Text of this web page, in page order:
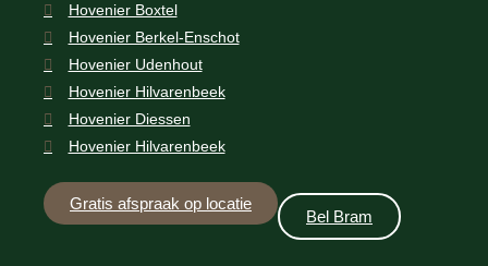
Hovenier Boxtel
Hovenier Berkel-Enschot
Hovenier Udenhout
Hovenier Hilvarenbeek
Hovenier Diessen
Hovenier Hilvarenbeek
Gratis afspraak op locatie
Bel Bram